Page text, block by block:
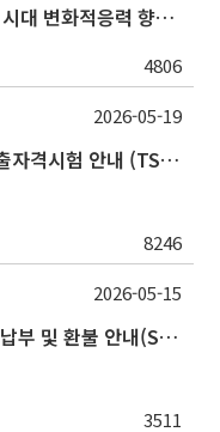
[빅데이터 혁신융합대학사업단] AI 시대 변화적응력 향상 비교과 프로그램 안내
4806
2026학년도 2학기 석·박사 논문제출자격시험 안내 (TSQ exam: Major and Korean for foreign students)
8246
2026-05-19
2026학년도 하계 계절수업 수강료 납부 및 환불 안내(Summer 2026 Session Payment Refunds Information)
3511
2026-05-15